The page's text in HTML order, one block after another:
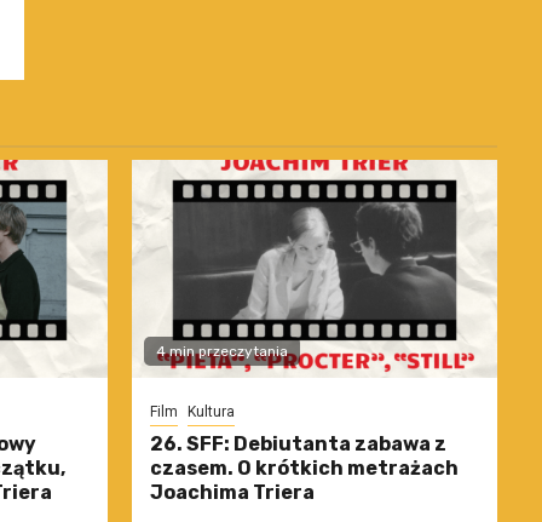
4 min przeczytania
Film Kultura
26. SFF: Debiutanta zabawa z
czasem. O krótkich metrażach
Joachima Triera